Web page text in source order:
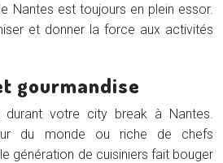
Nantes est toujours en plein essor.
et donner la force aux activités
gourmandise
durant votre city break à Nantes.
du monde ou riche de chefs
génération de cuisiniers fait bouger